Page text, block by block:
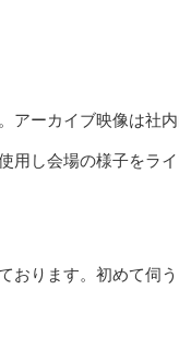
アーカイブ映像は社
用し会場の様子をラ
おります。初めて伺